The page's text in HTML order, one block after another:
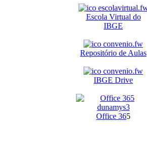
Escola Virtual do
IBGE
Repositório de Aulas
IBGE Drive
Office 365